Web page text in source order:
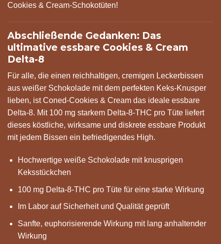
Cookies & Cream-Schokotüten!
Abschließende Gedanken: Das
ultimative essbare Cookies & Cream
Delta-8
Für alle, die einen reichhaltigen, cremigen Leckerbissen
aus weißer Schokolade mit dem perfekten Keks-Knusper
lieben, ist Coned-Cookies & Cream das ideale essbare
Delta-8. Mit 100 mg starkem Delta-8-THC pro Tüte liefert
dieses köstliche, wirksame und diskrete essbare Produkt
mit jedem Bissen ein befriedigendes High.
Hochwertige weiße Schokolade mit knusprigen
Keksstückchen
100 mg Delta-8-THC pro Tüte für eine starke Wirkung
Im Labor auf Sicherheit und Qualität geprüft
Sanfte, euphorisierende Wirkung mit lang anhaltender
Wirkung